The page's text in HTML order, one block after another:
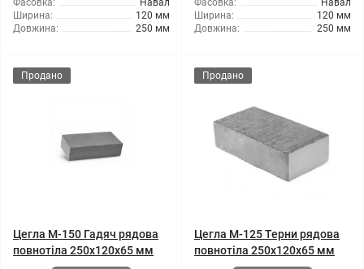
Фасовка:
Навал
Ширина:
120 мм
Довжина:
250 мм
Фасовка:
Навал
Ширина:
120 мм
Довжина:
250 мм
Продано
Цегла М-150 Гадяч рядова
повнотіла 250х120х65 мм
Продано
Цегла М-125 Терни рядова
повнотіла 250х120х65 мм